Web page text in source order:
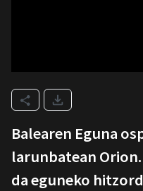
Balearen Eguna
larunbatean
da eguneko